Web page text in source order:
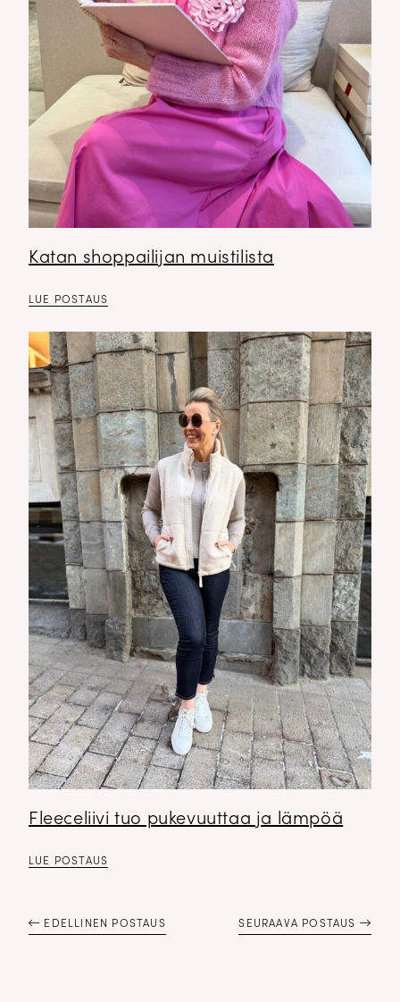
Katan shoppailijan muistilista
LUE POSTAUS
Fleeceliivi tuo pukevuuttaa ja lämpöä
LUE POSTAUS
EDELLINEN POSTAUS SEURAAVA POSTAUS